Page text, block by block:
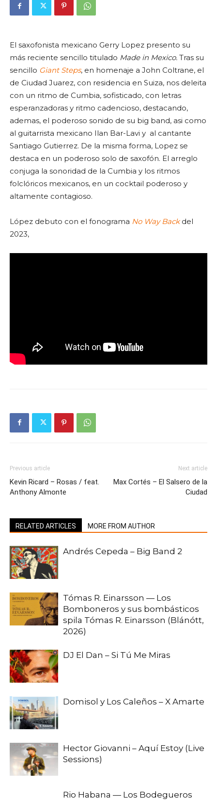
El saxofonista mexicano Gerry Lopez presento su
más reciente sencillo titulado Made in Mexico. Tras su
sencillo Giant Steps, en homenaje a John Coltrane, el
de Ciudad Juarez, con residencia en Suiza, nos deleita
con un ritmo de Cumbia, sofisticado, con letras
esperanzadoras y ritmo cadencioso, destacando,
ademas, el poderoso sonido de su big band, asi como
al guitarrista mexicano Ilan Bar-Lavi y al cantante
Santiago Gutierrez. De la misma forma, Lopez se
destaca en un poderoso solo de saxofón. El arreglo
conjuga la sonoridad de la Cumbia y los ritmos
folclóricos mexicanos, en un cocktail poderoso y
altamente contagioso.
López debuto con el fonograma No Way Backdel
2023,
Previous article
Kevin Ricard – Rosas / feat.
Anthony Almonte
Next article
Max Cortés – El Salsero de la
Ciudad
RELATED ARTICLES MORE FROM AUTHOR
Andrés Cepeda – Big Band 2
Tómas R. Einarsson — Los
Bomboneros y sus bombásticos
spila Tómas R. Einarsson (Blánótt,
2026)
DJ El Dan – Si Tú Me Miras
Domisol y Los Caleños – X Amarte
Hector Giovanni – Aquí Estoy (Live
Sessions)
Rio Habana — Los Bodegueros